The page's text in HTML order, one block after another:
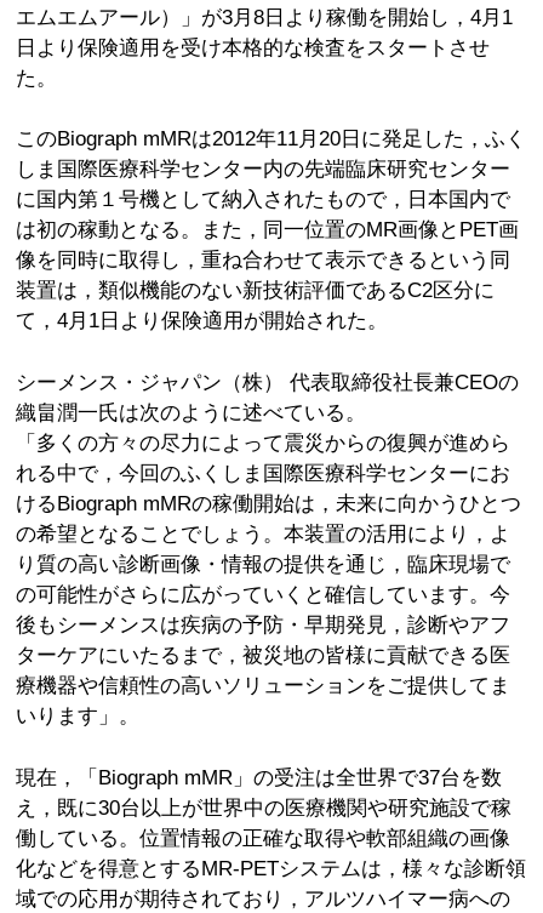
エムエムアール）」が3月8日より稼働を開始し，4月1
日より保険適用を受け本格的な検査をスタートさせ
た。
このBiograph mMRは2012年11月20日に発足した，ふく
しま国際医療科学センター内の先端臨床研究センター
に国内第１号機として納入されたもので，日本国内で
は初の稼動となる。また，同一位置のMR画像とPET画
像を同時に取得し，重ね合わせて表示できるという同
装置は，類似機能のない新技術評価であるC2区分に
て，4月1日より保険適用が開始された。
シーメンス・ジャパン（株） 代表取締役社長兼CEOの
織畠潤一氏は次のように述べている。
「多くの方々の尽力によって震災からの復興が進めら
れる中で，今回のふくしま国際医療科学センターにお
けるBiograph mMRの稼働開始は，未来に向かうひとつ
の希望となることでしょう。本装置の活用により，よ
り質の高い診断画像・情報の提供を通じ，臨床現場で
の可能性がさらに広がっていくと確信しています。今
後もシーメンスは疾病の予防・早期発見，診断やアフ
ターケアにいたるまで，被災地の皆様に貢献できる医
療機器や信頼性の高いソリューションをご提供してま
いります」。
現在，「Biograph mMR」の受注は全世界で37台を数
え，既に30台以上が世界中の医療機関や研究施設で稼
働している。位置情報の正確な取得や軟部組織の画像
化などを得意とするMR-PETシステムは，様々な診断領
域での応用が期待されており，アルツハイマー病への